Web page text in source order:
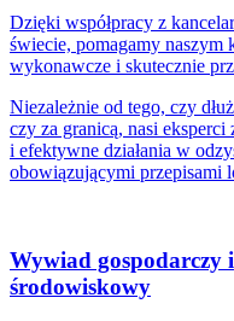
Dzięki współpracy z
świecie, pomagamy naszym
wykonawcze i skutecznie
Niezależnie od tego, czy
czy za granicą, nasi eksperci
i efektywne działania w
obowiązującymi przepisami
Wywiad gospodarczy i
środowiskowy